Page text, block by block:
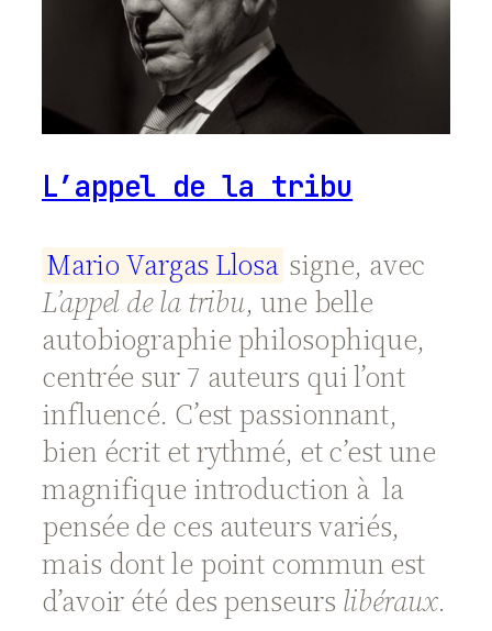
L’appel de la tribu
MarioVargas Llosa signe, avec
L’appel de la tribu, une belle
autobiographie philosophique,
centrée sur 7 auteurs qui l’ont
influencé. C’est passionnant,
bien écrit et rythmé, et c’est une
magnifique introduction à la
pensée de ces auteurs variés,
mais dont le point commun est
d’avoir été des penseurs libéraux.